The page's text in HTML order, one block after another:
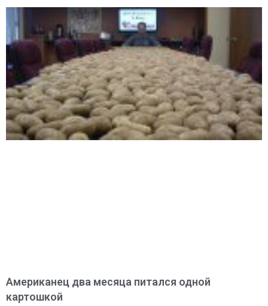
Американец два месяца питался одной
картошкой